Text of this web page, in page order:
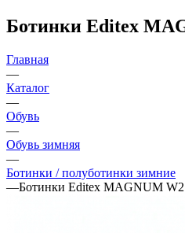
Ботинки Editex
Главная
—
Каталог
—
Обувь
—
Обувь зимняя
—
Ботинки / полуботинки зимние
—Ботинки Editex MAGNUM